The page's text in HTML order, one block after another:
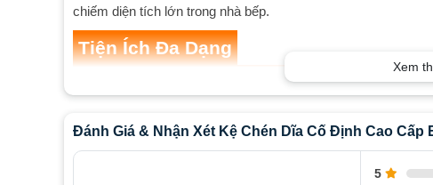
chiếm diện tích lớn trong nhà bếp.
Tiện Ích Đa Dạng
Giá treo đĩa Eurogold EP86700 được thiết kế với chức năng
chén đĩa sau khi rửa. Ngoài ra, sản phẩm còn có giá để
Khay Hứng Nước Tiện Dụng
Xem
Đánh Giá & Nhận Xét Kệ Chén Dĩa Cố Định Cao Cấp
5